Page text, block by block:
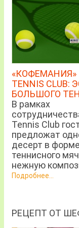
«КОФЕМАНИЯ»
TENNIS CLUB:
БОЛЬШОГО
В рамках
Tennis Club
предложат
десерт в форме
теннисного
нежную
Подробнее...
РЕЦЕПТ ОТ